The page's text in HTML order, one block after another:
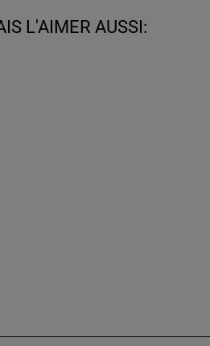
L'AIMER AUSSI: